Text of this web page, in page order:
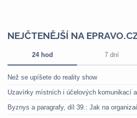
NEJČTENĚJŠÍ NA
24 hod 7 dní
Než se upíšete do reality show
Uzavírky místních i účelových komunikací
Byznys a paragrafy, díl 39.: Jak na